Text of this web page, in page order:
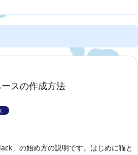
ースの作成方法
」の始め方の説明です。 はじめに猫と